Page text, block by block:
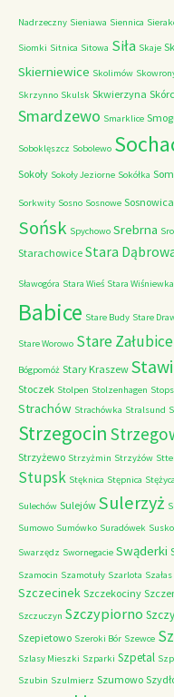
Nadrzeczny Sieniawa Siennica
Siomki Sitnica Sitowa Siła Skaje
Skierniewice Skolimów
Skrzynno Skulsk Skwierzyna
Smardzewo Smarklice
Soboklęszcz Sobolewo
Sokoły Sokoły Jeziorne Sokółka
Sorkwity Sosno Sosnowe Sosnowica
Sońsk Spychowo Srebrna
Starachowice Stara
Sławogóra Stara Wieś Stara Wiśniewka
Babice Stare Budy Stare
Stare Worowo Stare Załubice
Bógpomóż Stary Kraszew
Stoczek Stolpen Stolzenhagen
Strachów Strachówka Stralsund
Strzegocin
Strzyżewo Strzyżmin Strzyżów
Stupsk Stęknica Stępnica Stężyca
Sulechów Sulejów Sulerzyż
Sumowo Sumówko Suradówek
Swarzędz Swornegacie Swąderki
Szamocin Szamotuły Szarlota Szałas
Szczecinek Szczekociny
Szczuczyn Szczypiorno
Szepietowo Szeroki Bór Szewce
Szlasy Mieszki Szparki Szpetal
Szubin Szulmierz Szumowo